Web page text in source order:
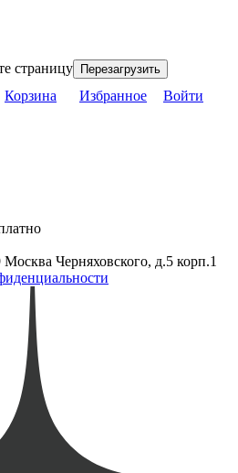
страницу Перезагрузить
Корзина Избранное Войти
Москва Черняховского, д.5 корп.1